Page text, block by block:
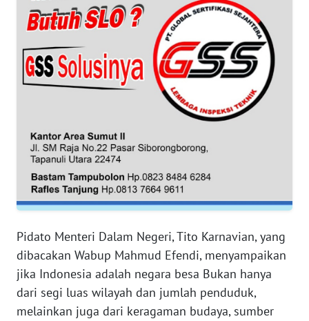
Pidato Menteri Dalam Negeri, Tito Karnavian, yang
dibacakan Wabup Mahmud Efendi, menyampaikan
jika Indonesia adalah negara besa Bukan hanya
dari segi luas wilayah dan jumlah penduduk,
melainkan juga dari keragaman budaya, sumber
KEPRI
WN
PAPUA
WN
RIAU
WN
WN
JAMBI
WN